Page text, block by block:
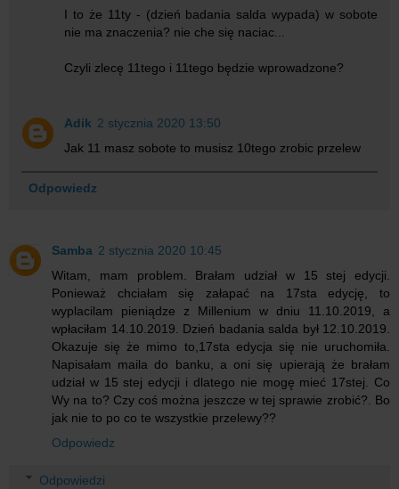
I to że 11ty - (dzień badania salda wypada) w sobote
nie ma znaczenia? nie che się naciac...
Czyli zlecę 11tego i 11tego będzie wprowadzone?
Adik 2 stycznia 2020 13:50
Jak 11 masz sobote to musisz 10tego zrobic przelew
Odpowiedz
Samba 2 stycznia 2020 10:45
Witam, mam problem. Brałam udział w 15 stej edycji.
Ponieważ chciałam się załapać na 17sta edycję, to
wyplacilam pieniądze z Millenium w dniu 11.10.2019, a
wpłaciłam 14.10.2019. Dzień badania salda był 12.10.2019.
Okazuje się że mimo to,17sta edycja się nie uruchomiła.
Napisałam maila do banku, a oni się upierają że brałam
udział w 15 stej edycji i dlatego nie mogę mieć 17stej. Co
Wy na to? Czy coś można jeszcze w tej sprawie zrobić?. Bo
jak nie to po co te wszystkie przelewy??
Odpowiedz
Odpowiedzi